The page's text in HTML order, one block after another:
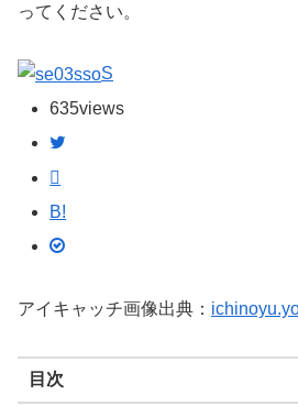
ってください。
S
635views
B!
アイキャッチ画像出典：
目次